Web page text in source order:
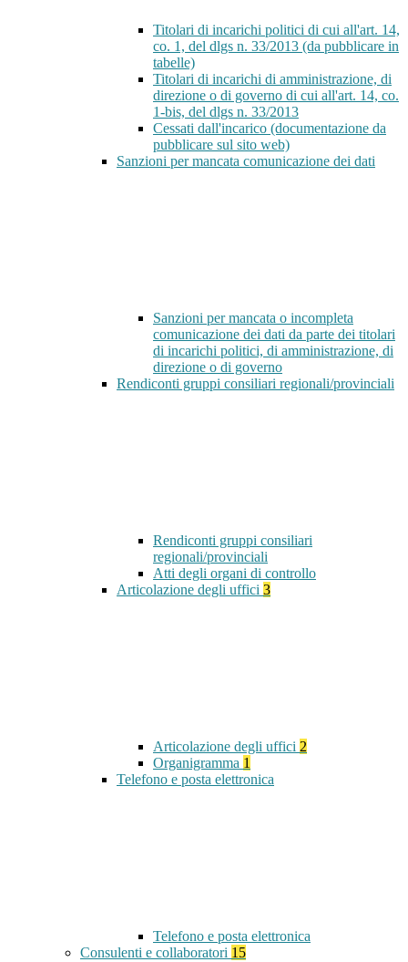
Titolari di incarichi politici di cui all'art. 14,
co. 1, del dlgs n. 33/2013 (da pubblicare in
tabelle)
Titolari di incarichi di amministrazione, di
direzione o di governo di cui all'art. 14, co.
1-bis, del dlgs n. 33/2013
Cessati dall'incarico (documentazione da
pubblicare sul sito web)
Sanzioni per mancata comunicazione dei dati
Sanzioni per mancata o incompleta
comunicazione dei dati da parte dei titolari
di incarichi politici, di amministrazione, di
direzione o di governo
Rendiconti gruppi consiliari regionali/provinciali
Rendiconti gruppi consiliari
regionali/provinciali
Atti degli organi di controllo
Articolazione degli uffici 3
Articolazione degli uffici 2
Organigramma 1
Telefono e posta elettronica
Telefono e posta elettronica
Consulenti e collaboratori 15